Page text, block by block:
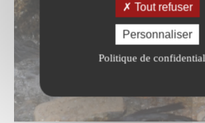
Tout refuser
Personnaliser
Politique de